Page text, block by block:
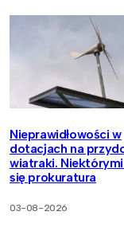
Nieprawidłowości w
dotacjach na
wiatraki.
się prokuratura
03-08-2026